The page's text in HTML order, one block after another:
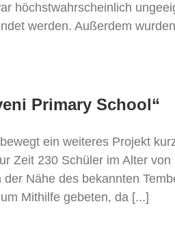
höchstwahrscheinlich
werden. Außerdem
Primary School“
ein weiteres Projekt
Zeit 230 Schüler im Alter
Nähe des bekannten
Mithilfe gebeten, da [...]